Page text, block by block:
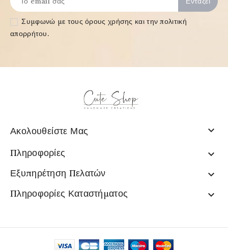
Συμφωνώ με τουςόρους χρήσης και την πολιτική
απορρήτου.
Ακολουθείστε Μας 
Πληροφορίες 
Εξυπηρέτηση Πελατών 
Πληροφορίες Καταστήματος 